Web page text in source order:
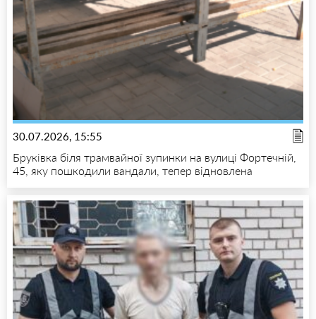
30.07.2026, 15:55
Бруківка біля трамвайної зупинки на вулиці Фортечній,
45, яку пошкодили вандали, тепер відновлена